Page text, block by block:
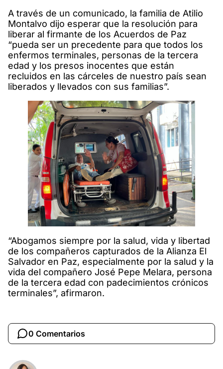
A través de un comunicado, la familia de Atilio
Montalvo dijo esperar que la resolución para
liberar al firmante de los Acuerdos de Paz
“pueda ser un precedente para que todos los
enfermos terminales, personas de la tercera
edad y los presos inocentes que están
recluidos en las cárceles de nuestro país sean
liberados y llevados con sus familias”.
“Abogamos siempre por la salud, vida y libertad
de los compañeros capturados de la Alianza El
Salvador en Paz, especialmente por la salud y la
vida del compañero José Pepe Melara, persona
de la tercera edad con padecimientos crónicos
terminales”, afirmaron.
0 Comentarios